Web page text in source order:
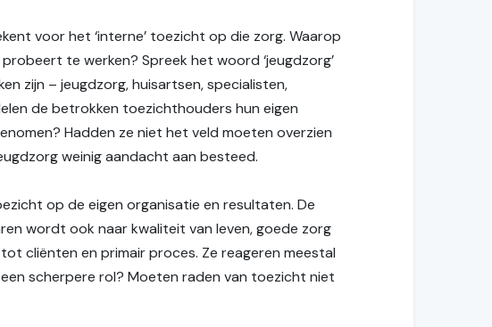
voor het ‘interne’ toezicht op die zorg. Waarop
te werken? Spreek het woord ‘jeugdzorg’
zijn – jeugdzorg, huisartsen, specialisten,
de betrokken toezichthouders hun eigen
Hadden ze niet het veld moeten overzien
weinig aandacht aan besteed.
op de eigen organisatie en resultaten. De
wordt ook naar kwaliteit van leven, goede zorg
cliënten en primair proces. Ze reageren meestal
scherpere rol? Moeten raden van toezicht niet